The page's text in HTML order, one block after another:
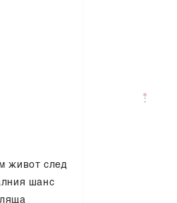
живот след
шанс